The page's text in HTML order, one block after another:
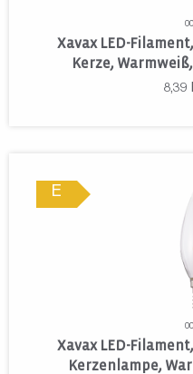
Xavax LED-
Kerze,
8,39
E
Xavax LED-
Kerzenlampe,